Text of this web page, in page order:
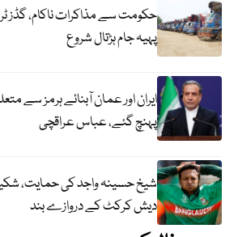
حکومت سے مذاکرات ناکام، گڈز
پہیہ جام ہڑتال شروع
ایران اور عمان آبنائے ہرمز سے
پہنچ گئے، عباس عراقچی
شیخ حسینہ واجد کی حمایت،
دیش کرکٹ کے دروازے بند